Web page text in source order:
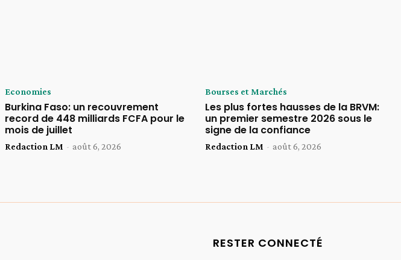
Economies
Burkina Faso: un recouvrement
record de 448 milliards FCFA pour le
mois de juillet
Redaction LM - août 6, 2026
Bourses et Marchés
Les plus fortes hausses de la BRVM:
un premier semestre 2026 sous le
signe de la confiance
Redaction LM - août 6, 2026
RESTER CONNECTÉ